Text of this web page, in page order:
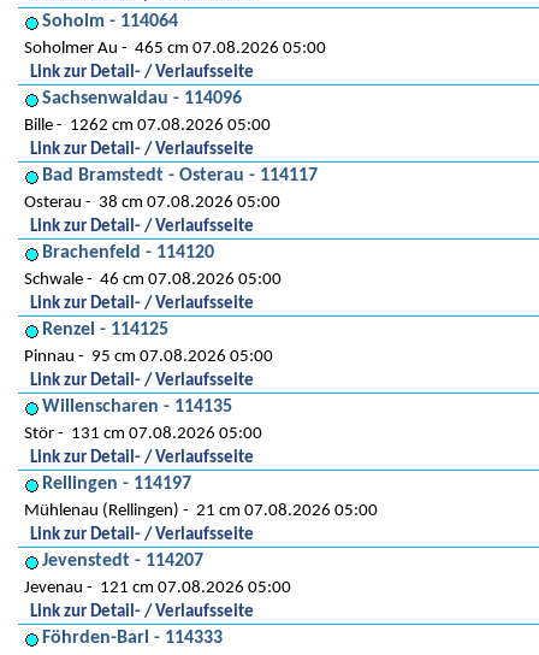
Soholm - 114064
Soholmer Au
465 cm 07.08.2026 05:00
Link zur Detail- / Verlaufsseite
Sachsenwaldau - 114096
Bille
1262 cm 07.08.2026 05:00
Link zur Detail- / Verlaufsseite
Bad Bramstedt - Osterau - 114117
Osterau
38 cm 07.08.2026 05:00
Link zur Detail- / Verlaufsseite
Brachenfeld - 114120
Schwale
46 cm 07.08.2026 05:00
Link zur Detail- / Verlaufsseite
Renzel - 114125
Pinnau
95 cm 07.08.2026 05:00
Link zur Detail- / Verlaufsseite
Willenscharen - 114135
Stör
131 cm 07.08.2026 05:00
Link zur Detail- / Verlaufsseite
Rellingen - 114197
Mühlenau (Rellingen)
21 cm 07.08.2026 05:00
Link zur Detail- / Verlaufsseite
Jevenstedt - 114207
Jevenau
121 cm 07.08.2026 05:00
Link zur Detail- / Verlaufsseite
Föhrden-Barl - 114333